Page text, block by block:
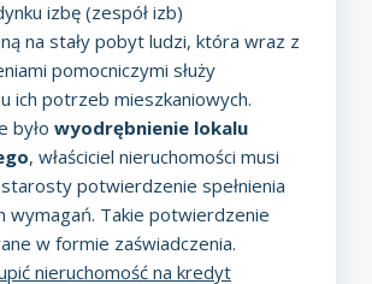
izbę (zespół izb)
na stały pobyt ludzi, która wraz z
pomocniczymi służy
ich potrzeb mieszkaniowych.
było wyodrębnienie lokalu
, właściciel nieruchomości musi
potwierdzenie spełnienia
wymagań. Takie potwierdzenie
w formie zaświadczenia.
nieruchomość na kredyt